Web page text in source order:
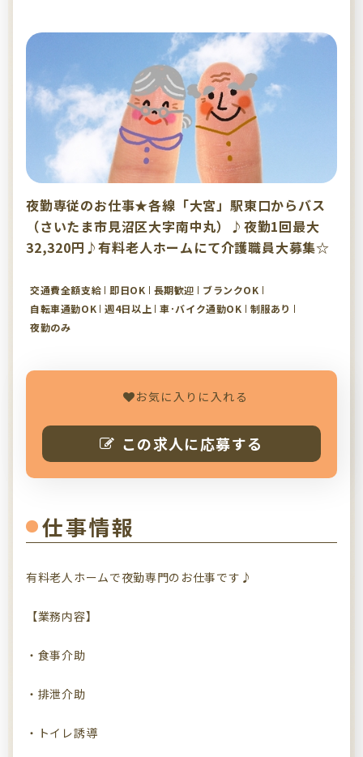
夜勤専従のお仕事★各線「大宮」駅東口からバス
（さいたま市見沼区大字南中丸）♪夜勤1回最大
32,320円♪有料老人ホームにて介護職員大募集☆
交通費全額支給 即日OK 長期歓迎
ブランクOK
自転車通勤OK
週4日以上 車･バイク通勤OK
制服あり
夜勤のみ
お気に入りに入れる
この求人に応募する
仕事情報
有料老人ホームで夜勤専門のお仕事です♪
【業務内容】
・食事介助
・排泄介助
・トイレ誘導